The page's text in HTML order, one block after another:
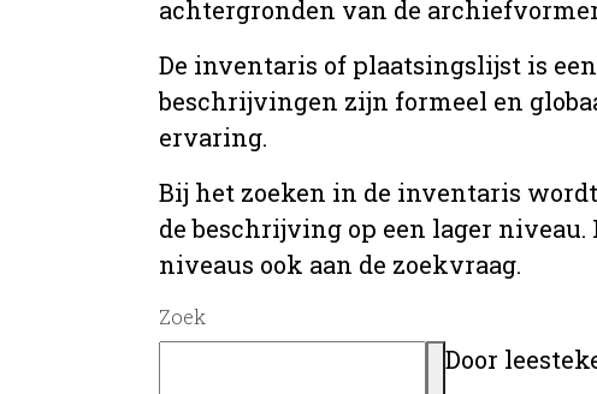
achtergronden van de
De inventaris of plaatsingslijst is
beschrijvingen zijn formeel en
ervaring.
Bij het zoeken in de inventaris
de beschrijving op een lager
niveaus ook aan de zoekvraag.
Zoek
Door